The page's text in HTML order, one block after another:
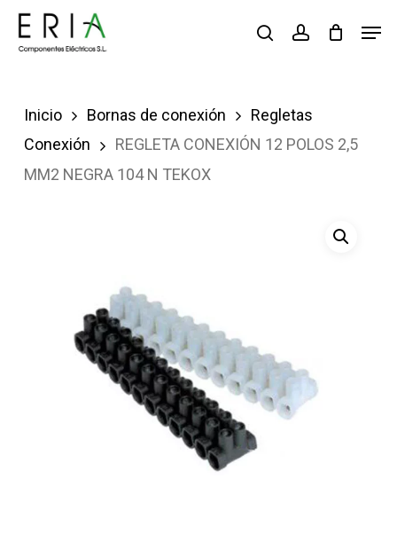
Saltar
buscaraccount
Inicio Bornas de conexión
Regletas
Conexión
REGLETA CONEXIÓN 12 POLOS 2,5
MM2 NEGRA 104 N TEKOX